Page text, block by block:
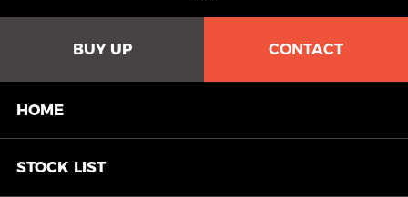
BUY UP CONTACT
HOME
STOCKLIST